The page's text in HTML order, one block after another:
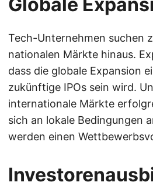
Tech-Unternehmen suchen
nationalen Märkte hinaus.
dass die globale Expansion
zukünftige IPOs sein wird.
internationale Märkte
sich an lokale Bedingungen
werden einen